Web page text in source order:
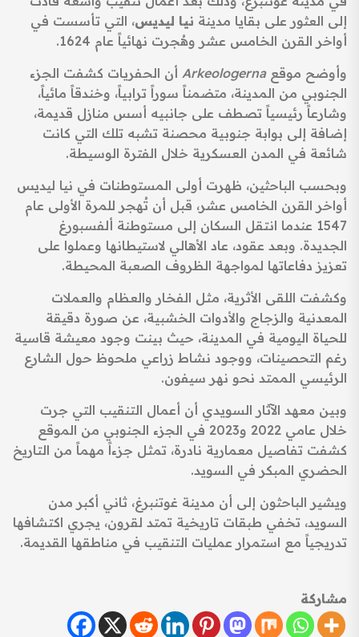
إلى العثور على بقايا مدينة نيا ليديس، التي تأسست في
أواخر القرن الخامس عشر وهُجرت نهائياً عام 1624.
وأوضح موقعArkeologerna أن الحفريات كشفت الجزء
الجنوبي من المدينة، متضمناً سوراً ترابياً، وخندقاً مائياً،
وشارعاً رئيسياً تصطف على جانبيه أسس منازل قديمة،
إضافة إلى بوابة جنوبية محصنة تشبه تلك التي كانت
شائعة في المدن العسكرية خلال الفترة الوسيطة.
وبحسب الباحثين، ظهرت أولى المستوطنات في نيا ليديس
أواخر القرن الخامس عشر، قبل أن تُهجر للمرة الأولى عام
1547 عندما انتقل السكان إلى مستوطنة ألفسبورغ
الجديدة. وبعد عقود، عاد الأهالي لاستيطانها وعملوا على
تعزيز دفاعاتها لمواجهة الظروف الصعبة المحيطة.
وكشفت اللقى الأثرية، مثل الفخار والعظام والعملات
المعدنية والزجاج والأدوات الخشبية، عن صورة دقيقة
للحياة اليومية في المدينة، حيث بينت وجود معيشة قاسية
رغم التحصينات، ووجود نشاط زراعي ملحوظ حول الشارع
الرئيسي الممتد نحو نهر سيفون.
وبين معهد الآثار السويدي أن أعمال التنقيب التي جرت
خلال عامي 2022 و2023 في الجزء الجنوبي من الموقع
كشفت تفاصيل معمارية نادرة، تمثل جزءاً مهماً من التاريخ
الحضري المبكر في السويد.
ويشير الباحثون إلى أن مدينة غوتنبرغ، ثاني أكبر مدن
السويد، تخفي طبقات تاريخية تمتد لقرون، يجري اكتشافها
تدريجياً مع استمرار عمليات التنقيب في مناطقها القديمة.
مشاركة